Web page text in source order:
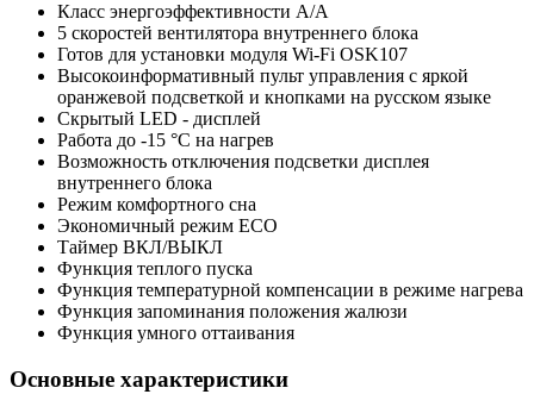
Класс энергоэффективности А/А
5 скоростей вентилятора внутреннего блока
Готов для установки модуля Wi-Fi OSK107
Высокоинформативный пульт управления с яркой
оранжевой подсветкой и кнопками на русском языке
Скрытый LED - дисплей
Работа до -15 °C на нагрев
Возможность отключения подсветки дисплея
внутреннего блока
Режим комфортного сна
Экономичный режим ECO
Таймер ВКЛ/ВЫКЛ
Функция теплого пуска
Функция температурной компенсации в режиме нагрева
Функция запоминания положения жалюзи
Функция умного оттаивания
Основные характеристики